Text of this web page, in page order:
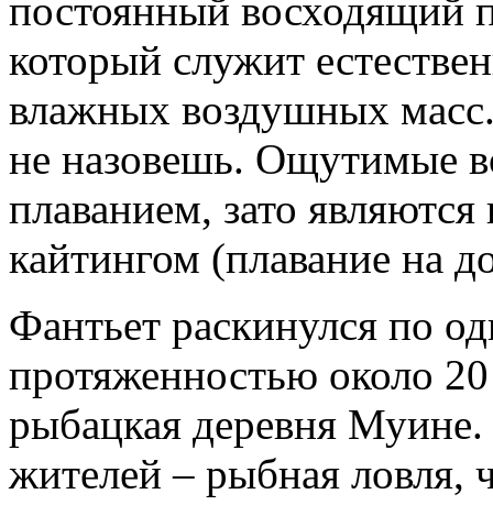
постоянный восходящий
который служит
влажных воздушных
не назовешь. Ощутимые
плаванием, зато
кайтингом (плавание на
Фантьет раскинулся по
протяженностью около
рыбацкая деревня Муине.
жителей – рыбная ловля,